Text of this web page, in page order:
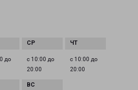
до
с 10:00 до
20:00
с 10:00 до
20:00